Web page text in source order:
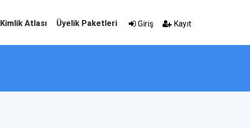
Giriş Kayıt
Kimlik Atlası Üyelik Paketleri